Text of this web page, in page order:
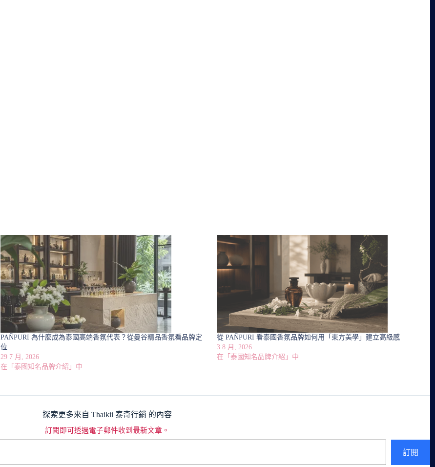
PAÑPURI 為什麼成為泰國高端香氛代表？從曼谷精品香氛看品牌定
位
29 7 月, 2026
在「泰國知名品牌介紹」中
從 PAÑPURI 看泰國香氛品牌如何用「東方美學」建立高級感
3 8 月, 2026
在「泰國知名品牌介紹」中
探索更多來自 Thaikii 泰奇行銷 的內容
訂閱即可透過電子郵件收到最新文章。
訂閱